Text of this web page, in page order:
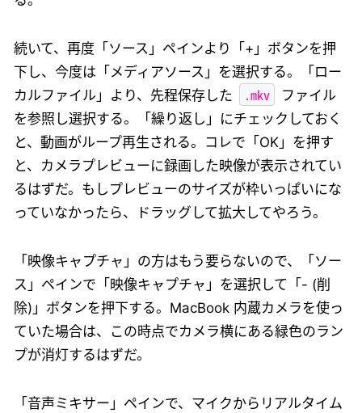
続いて、再度「ソース」ペインより「+」ボタンを押
下し、今度は「メディアソース」を選択する。「ロー
カルファイル」より、先程保存した
.mkv
ファイル
を参照し選択する。「繰り返し」にチェックしておく
と、動画がループ再生される。コレで「OK」を押す
と、カメラプレビューに録画した映像が表示されてい
るはずだ。もしプレビューのサイズが枠いっぱいにな
っていなかったら、ドラッグして拡大してやろう。
「映像キャプチャ」の方はもう要らないので、「ソー
ス」ペインで「映像キャプチャ」を選択して「- (削
除)」ボタンを押下する。MacBook 内蔵カメラを使っ
ていた場合は、この時点でカメラ横にある緑色のラン
プが消灯するはずだ。
「音声ミキサー」ペインで、マイクからリアルタイム